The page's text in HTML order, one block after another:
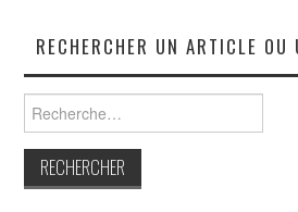
RECHERCHER UN ARTICLE OU
Rechercher :